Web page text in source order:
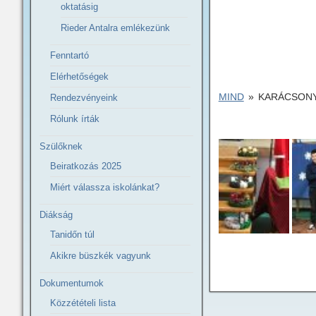
MIND »
oktatásig
Rieder Antalra emlékezünk
Fenntartó
Elérhetőségek
Rendezvényeink
Rólunk írták
Szülőknek
Beiratkozás 2025
Miért válassza iskolánkat?
Diákság
Tanidőn túl
Akikre büszkék vagyunk
Dokumentumok
Közzétételi lista